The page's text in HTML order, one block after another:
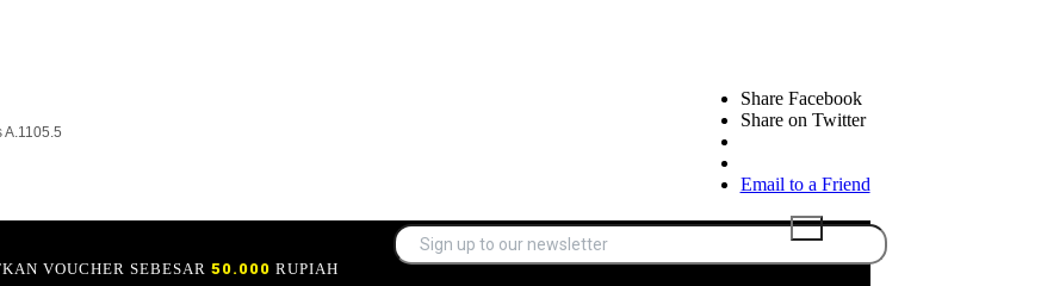
Share Facebook
Share on Twitter
Email to a Friend
VOUCHER SEBESAR50.000 RUPIAH